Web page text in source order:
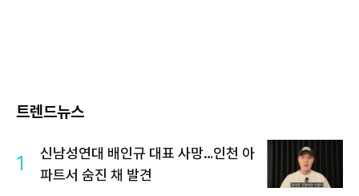
트렌드뉴스
1
신남성연대 배인규 대표 사망…인천 아
파트서 숨진 채 발견